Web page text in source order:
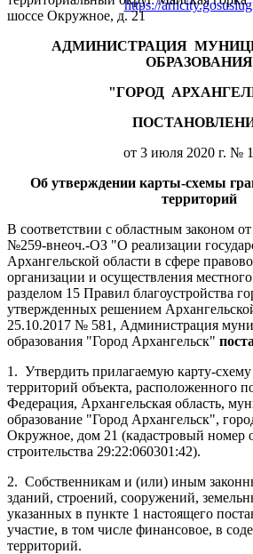
https://
шоссе Окружное, д. 21
АДМИНИСТРАЦИЯ
ОБРАЗОВАНИЯ
"ГОРОД
от 3 июля 2020 г. №
Об утверждении карты-схемы
территорий
В соответствии с областным законом
№259-внеоч.-ОЗ "О реализации
Архангельской области в сфере
организации и осуществления
разделом 15 Правил благоустройства
утвержденных решением
25.10.2017 № 581, Администрация
образования "Город Архангельск"
1. Утвердить прилагаемую карту-
территорий объекта, расположенного
Федерация, Архангельская область,
образование "Город Архангельск",
Окружное, дом 21 (кадастровый номер
строительства 29:22:060301:42).
2. Собственникам и (или) иным
зданий, строений, сооружений,
указанных в пункте 1 настоящего
участие, в том числе финансовое, в
территорий.